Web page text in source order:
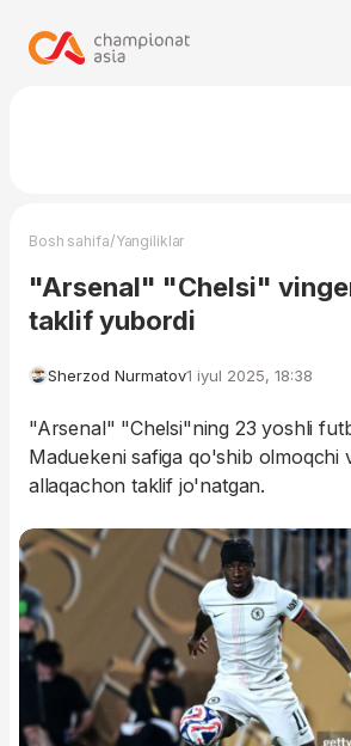
Bosh sahifa/Yangiliklar
"Arsenal" "Chelsi"
taklif yubordi
Sherzod Nurmatov1 iyul 2025, 18:38
"Arsenal" "Chelsi"ning 23 yoshli
Maduekeni safiga qo'shib olmoqchi
allaqachon taklif jo'natgan.